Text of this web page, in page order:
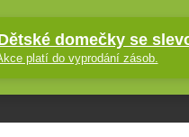
domečky se
platí do vyprodání zásob.